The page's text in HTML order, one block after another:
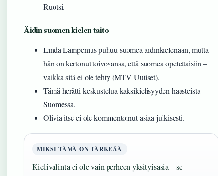
Ruotsi.
Äidin suomen kielen taito
Linda Lampenius puhuu suomea äidinkielenään, mutta
hän on kertonut toivovansa, että suomea opetettaisiin –
vaikka sitä ei ole tehty (MTV Uutiset).
Tämä herätti keskustelua kaksikielisyyden haasteista
Suomessa.
Olivia itse ei ole kommentoinut asiaa julkisesti.
MIKSI TÄMÄ ON TÄRKEÄÄ
Kielivalinta ei ole vain perheen yksityisasia – se